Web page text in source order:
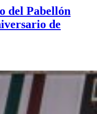
del Pabellón
de